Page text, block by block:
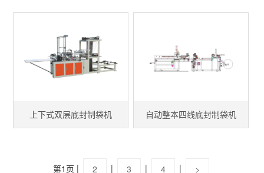
上下式双层底封制袋机 自动整本四线底封制袋机
第1页 | 2 | 3 | 4 | >